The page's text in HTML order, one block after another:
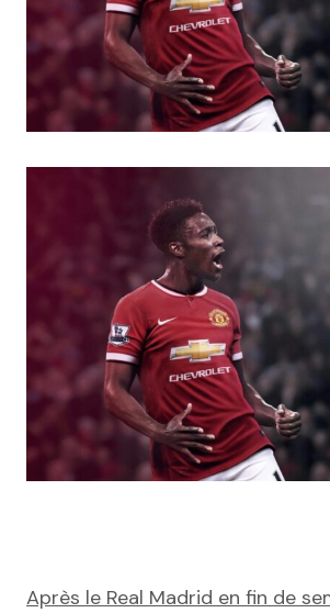
Après le Real Madrid en fin de